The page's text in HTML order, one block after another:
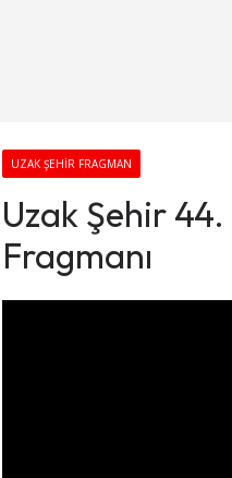
UZAK ŞEHIR FRAGMAN
Uzak Şehir
Fragmanı